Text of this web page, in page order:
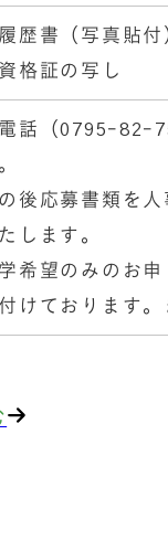
履歴書（写真貼付
資格証の写し
話（0795-82-
後応募書類を
します。
希望のみのお
けております